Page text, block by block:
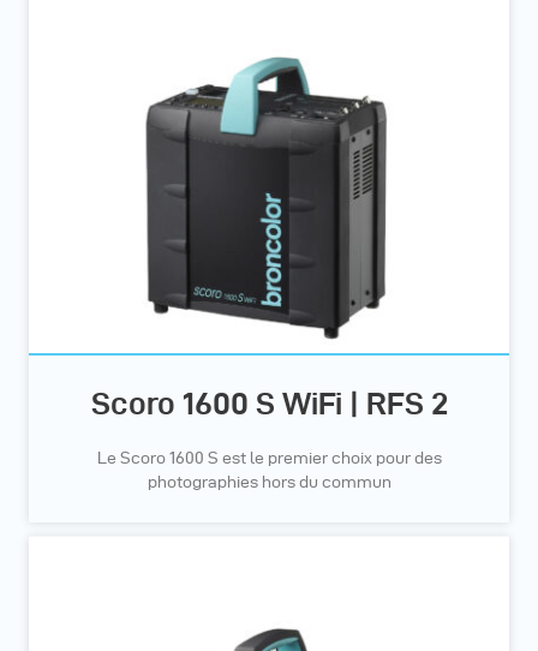
Scoro 1600 S WiFi | RFS 2
Le Scoro 1600 S est le premier choix pour des
photographies hors du commun